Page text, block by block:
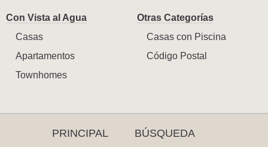
Con Vista al Agua
Casas
Apartamentos
Townhomes
Otras Categorías
Casas con Piscina
Código Postal
PRINCIPAL
BÚSQUEDA